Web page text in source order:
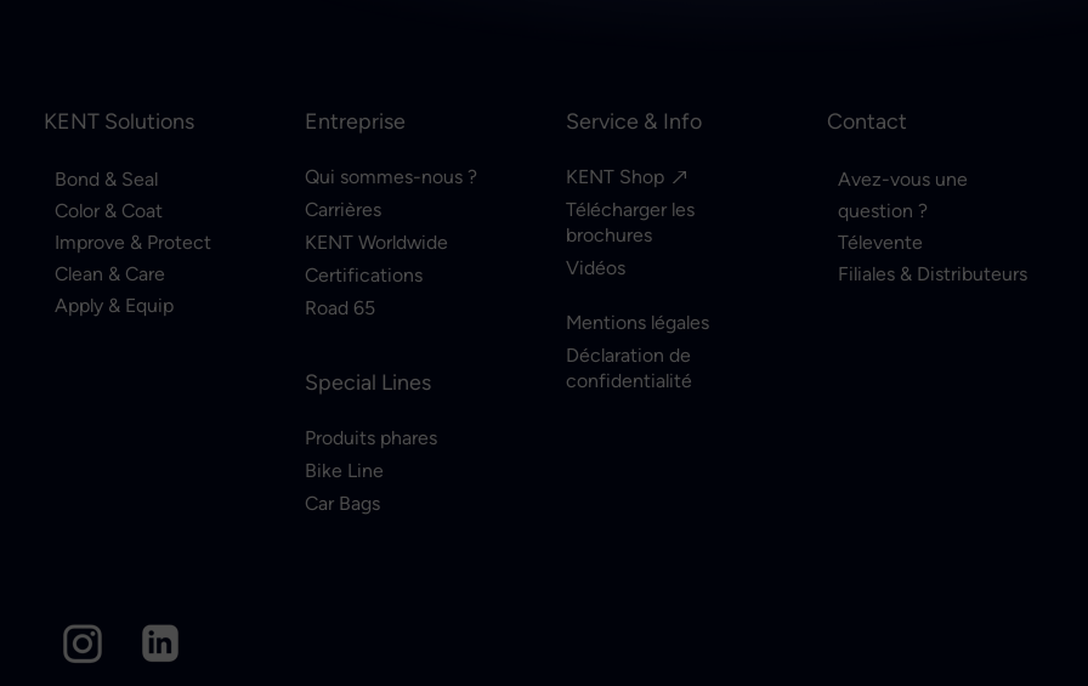
KENT Solutions
Bond & Seal
Color & Coat
Improve & Protect
Clean & Care
Apply & Equip
Entreprise
Qui sommes-nous ?
Carrières
KENT Worldwide
Certifications
Road 65
Special Lines
Produits phares
Bike Line
Car Bags
Service & Info
KENT Shop
Télécharger les
brochures
Vidéos
Mentions légales
Déclaration de
confidentialité
Contact
Avez-vous une
question ?
Télevente
Filiales & Distributeurs